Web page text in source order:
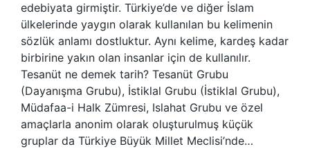
edebiyata girmiştir. Türkiye’de ve diğer İslam
ülkelerinde yaygın olarak kullanılan bu kelimenin
sözlük anlamı dostluktur. Aynı kelime, kardeş kadar
birbirine yakın olan insanlar için de kullanılır.
Tesanüt ne demek tarih? Tesanüt Grubu
(Dayanışma Grubu), İstiklal Grubu (İstiklal Grubu),
Müdafaa-i Halk Zümresi, Islahat Grubu ve özel
amaçlarla anonim olarak oluşturulmuş küçük
gruplar da Türkiye Büyük Millet Meclisi’nde…